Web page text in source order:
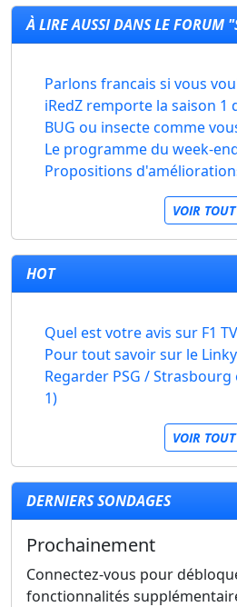
À LIRE AUSSI DANS LE FORUM
Parlons francais si vous
iRedZ remporte la saison 1
BUG ou insecte comme
Le programme du week-
Propositions
VOIR TOUT
HOT
Quel est votre avis sur F1
Pour tout savoir sur le Linky
Regarder PSG /
1)
VOIR TOUT
DERNIERS SONDAGES
Prochainement
Connectez-vous pour
fonctionnalités